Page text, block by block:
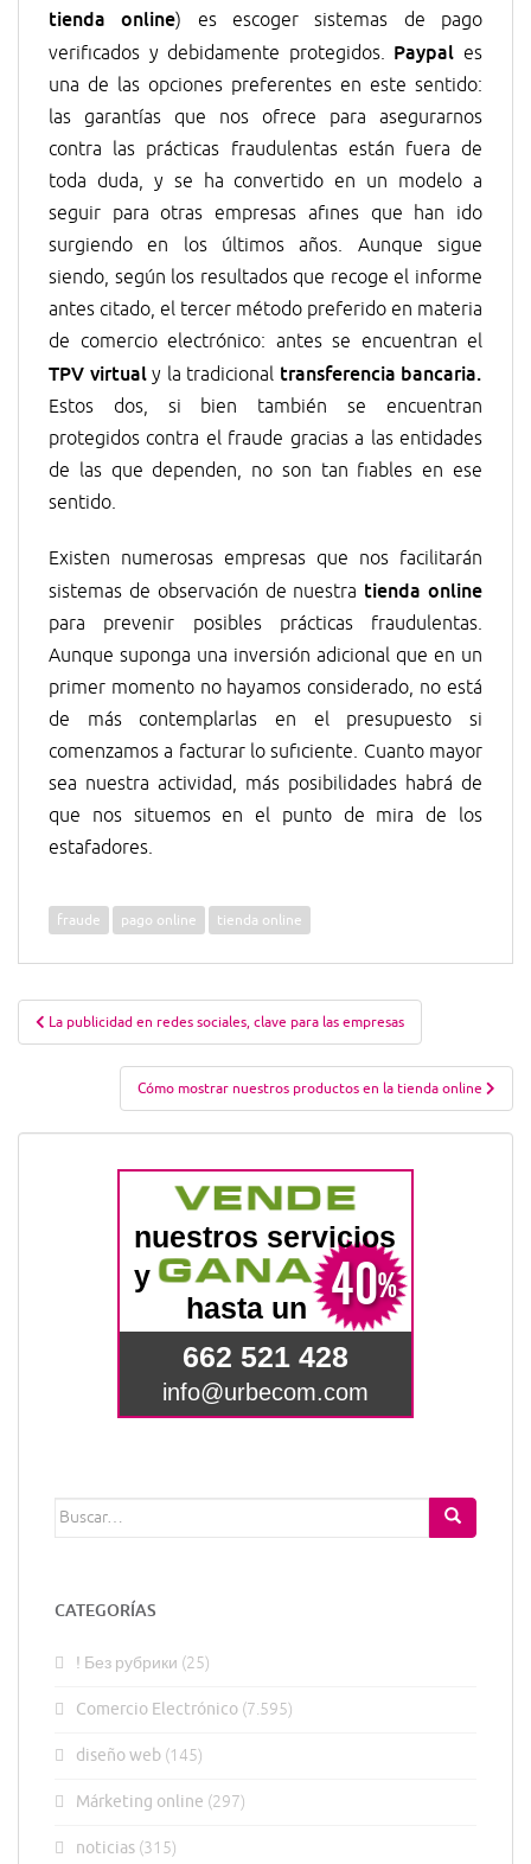
tienda online) es escoger sistemas de pago
verificados y debidamente protegidos. Paypal es
una de las opciones preferentes en este sentido:
las garantías que nos ofrece para asegurarnos
contra las prácticas fraudulentas están fuera de
toda duda, y se ha convertido en un modelo a
seguir para otras empresas afines que han ido
surgiendo en los últimos años. Aunque sigue
siendo, según los resultados que recoge el informe
antes citado, el tercer método preferido en materia
de comercio electrónico: antes se encuentran el
TPV virtualy la tradicional transferencia bancaria.
Estos dos, si bien también se encuentran
protegidos contra el fraude gracias a las entidades
de las que dependen, no son tan fiables en ese
sentido.
Existen numerosas empresas que nos facilitarán
sistemas de observación de nuestra tienda online
para prevenir posibles prácticas fraudulentas.
Aunque suponga una inversión adicional que en un
primer momento no hayamos considerado, no está
de más contemplarlas en el presupuesto si
comenzamos a facturar lo suficiente. Cuanto mayor
sea nuestra actividad, más posibilidades habrá de
que nos situemos en el punto de mira de los
estafadores.
fraude pago online tienda online
Navegación
de
entradas
La publicidad en redes sociales, clave para las empresas
Cómo mostrar nuestros productos en la tienda online
Buscar:
CATEGORÍAS
! Без рубрики (25)
Comercio Electrónico (7.595)
diseño web (145)
Márketing online (297)
noticias (315)